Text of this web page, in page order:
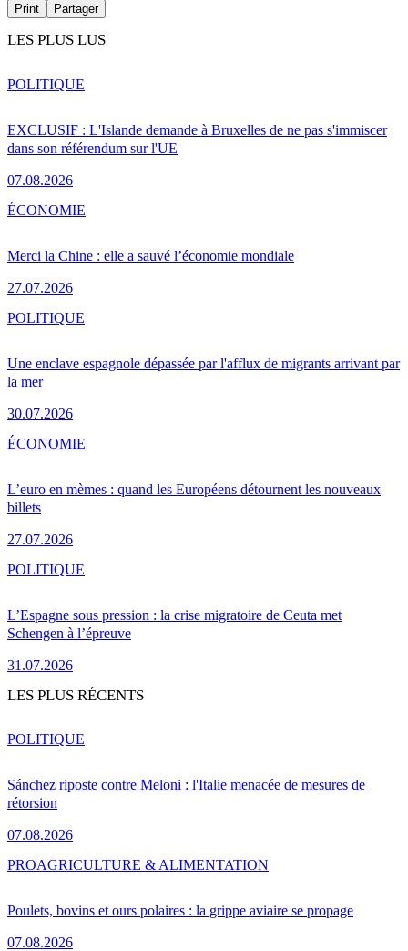
Print Partager
LES PLUS LUS
EXCLUSIF : L'Islande demande à Bruxelles de ne pas s'immiscer
dans son référendum sur l'UE
07.08.2026
POLITIQUE
Merci la Chine : elle a sauvé l’économie mondiale
27.07.2026
ÉCONOMIE
Une enclave espagnole dépassée par l'afflux de migrants arrivant par
la mer
30.07.2026
POLITIQUE
L’euro en mèmes : quand les Européens détournent les nouveaux
billets
27.07.2026
ÉCONOMIE
L’Espagne sous pression : la crise migratoire de Ceuta met
Schengen à l’épreuve
31.07.2026
POLITIQUE
LES PLUS RÉCENTS
Sánchez riposte contre Meloni : l'Italie menacée de mesures de
rétorsion
07.08.2026
POLITIQUE
Poulets, bovins et ours polaires : la grippe aviaire se propage
07.08.2026
PROAGRICULTURE & ALIMENTATION